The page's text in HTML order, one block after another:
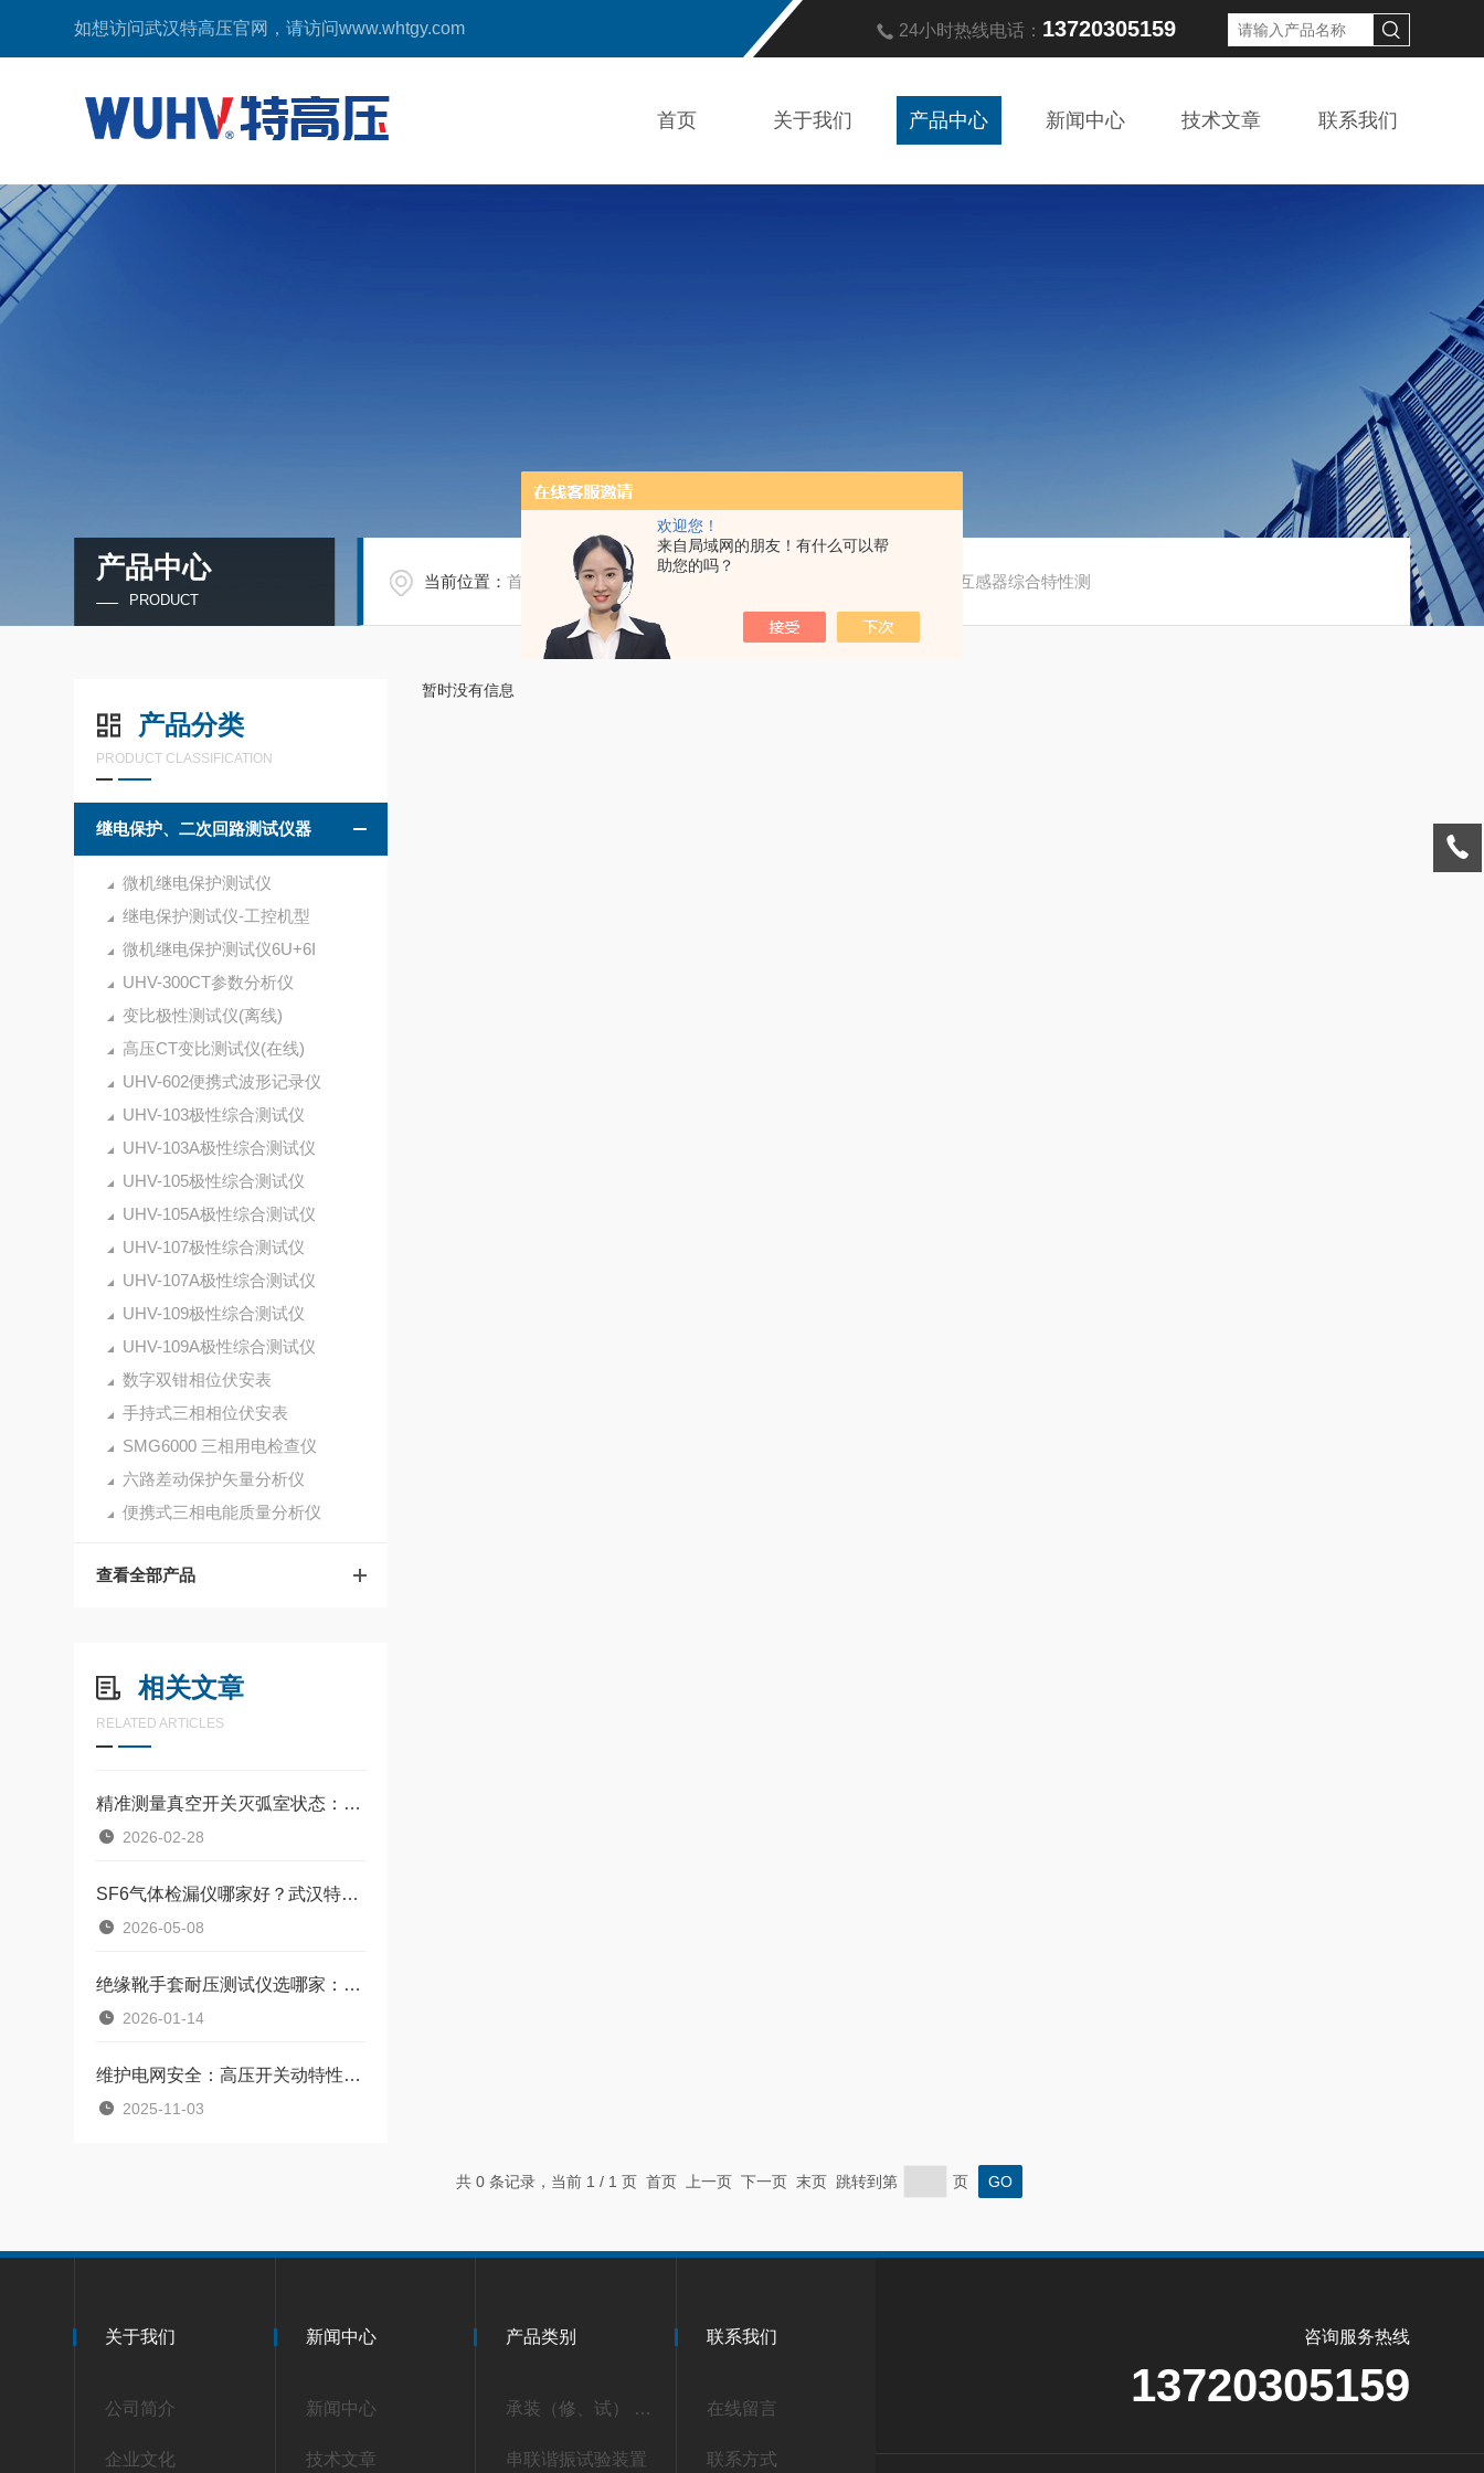
欢迎您！
来自局域网的朋友！有什么可以帮
助您的吗？
如想访问武汉特高压官网，请访问www.whtgy.com 24小时热线电话： 13720305159
首页 关于我们 产品中心 新闻中心 技术文章 联系我们
产品中心
PRODUCT
当前位置：首页 产品中心/ UHV-302 互感器综合特性测
产品分类
PRODUCT CLASSIFICATION
继电保护、二次回路测试仪器
微机继电保护测试仪
继电保护测试仪-工控机型
微机继电保护测试仪6U+6I
UHV-300CT参数分析仪
变比极性测试仪(离线)
高压CT变比测试仪(在线)
UHV-602便携式波形记录仪
UHV-103极性综合测试仪
UHV-103A极性综合测试仪
UHV-105极性综合测试仪
UHV-105A极性综合测试仪
UHV-107极性综合测试仪
UHV-107A极性综合测试仪
UHV-109极性综合测试仪
UHV-109A极性综合测试仪
数字双钳相位伏安表
手持式三相相位伏安表
SMG6000 三相用电检查仪
六路差动保护矢量分析仪
便携式三相电能质量分析仪
查看全部产品
相关文章
RELATED ARTICLES
精准测量真空开关灭弧室状态：武汉特高压真空度测试方案介绍
2026-02-28
SF6气体检漏仪哪家好？武汉特高压提供可靠检漏方案
2026-05-08
绝缘靴手套耐压测试仪选哪家：绝缘靴手套周期性耐压试验的可靠工具
2026-01-14
维护电网安全：高压开关动特性测试的实施要义
2025-11-03
暂时没有信息
共 0 条记录，当前 1 / 1 页 首页 上一页 下一页 末页 跳转到第 页
关于我们
公司简介
企业文化
新闻中心
新闻中心
技术文章
产品类别
承装（修、试） 承试类仪器
串联谐振试验装置
联系我们
在线留言
联系方式
咨询服务热线
13720305159